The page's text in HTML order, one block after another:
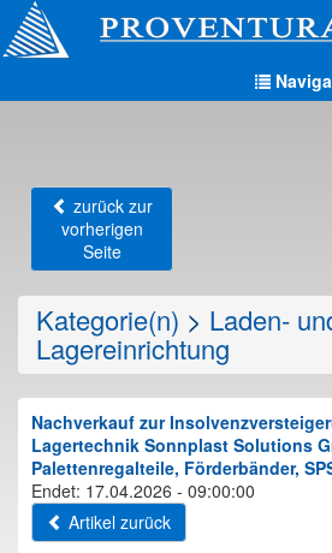
zurück zur
vorherigen
Seite
Kategorie(n) > Laden-
Lagereinrichtung
Nachverkauf zur
Lagertechnik Sonnplast Solutions
Palettenregalteile, Förderbänder,
Endet: 17.04.2026 - 09:00:00
Artikel zurück